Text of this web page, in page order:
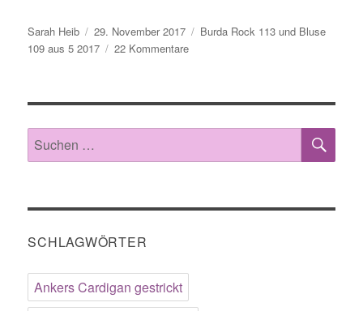
Autor
Sarah Heib
Veröffentlicht
am
29. November 2017 Schlagwörter
Burda Rock 113 und Bluse
109 aus 5 2017
22 Kommentarezu
und
Suche
nach:
SCHLAGWÖRTER
Ankers Cardigan gestrickt